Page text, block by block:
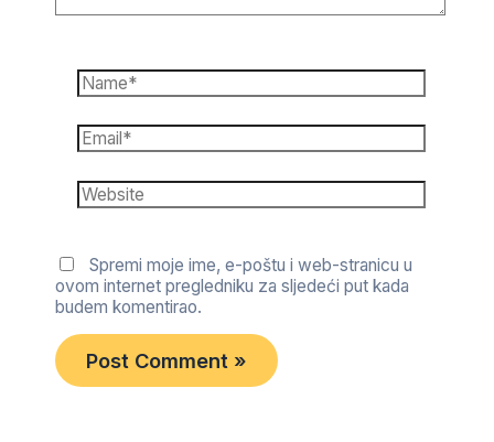
Name*
Email*
Website
Spremi moje ime, e-poštu i web-stranicu u
ovom internet pregledniku za sljedeći put kada
budem komentirao.